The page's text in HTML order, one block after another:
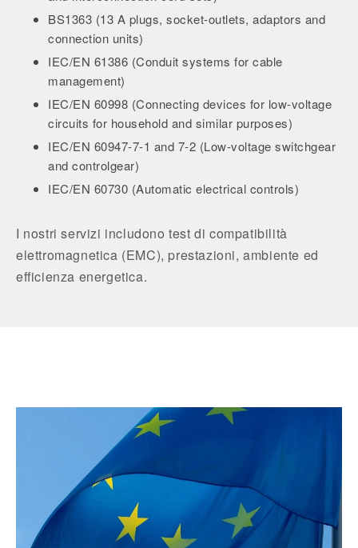
BS1363 (13 A plugs, socket-outlets, adaptors and
connection units)
IEC/EN 61386 (Conduit systems for cable
management)
IEC/EN 60998 (Connecting devices for low-voltage
circuits for household and similar purposes)
IEC/EN 60947-7-1 and 7-2 (Low-voltage switchgear
and controlgear)
IEC/EN 60730 (Automatic electrical controls)
I nostri servizi includono test di compatibilità
elettromagnetica (EMC), prestazioni, ambiente ed
efficienza energetica.